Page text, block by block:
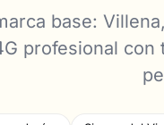
base:
profesional